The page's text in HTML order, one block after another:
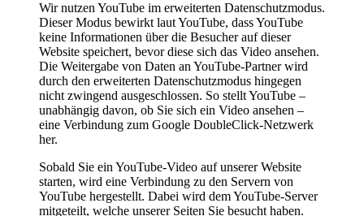
Wir nutzen YouTube im erweiterten Datenschutzmodus.
Dieser Modus bewirkt laut YouTube, dass YouTube
keine Informationen über die Besucher auf dieser
Website speichert, bevor diese sich das Video ansehen.
Die Weitergabe von Daten an YouTube-Partner wird
durch den erweiterten Datenschutzmodus hingegen
nicht zwingend ausgeschlossen. So stellt YouTube –
unabhängig davon, ob Sie sich ein Video ansehen –
eine Verbindung zum Google DoubleClick-Netzwerk
her.
Sobald Sie ein YouTube-Video auf unserer Website
starten, wird eine Verbindung zu den Servern von
YouTube hergestellt. Dabei wird dem YouTube-Server
mitgeteilt, welche unserer Seiten Sie besucht haben.